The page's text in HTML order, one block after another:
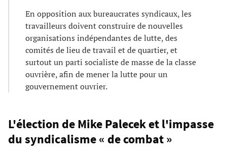
En opposition aux bureaucrates syndicaux, les
travailleurs doivent construire de nouvelles
organisations indépendantes de lutte, des
comités de lieu de travail et de quartier, et
surtout un parti socialiste de masse de la classe
ouvrière, afin de mener la lutte pour un
gouvernement ouvrier.
L'élection de Mike Palecek et l'impasse
du syndicalisme « de combat »